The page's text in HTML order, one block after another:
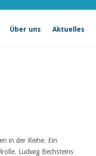
Über uns Aktuelles
in der Reihe. Ein
Ludwig Bechsteins